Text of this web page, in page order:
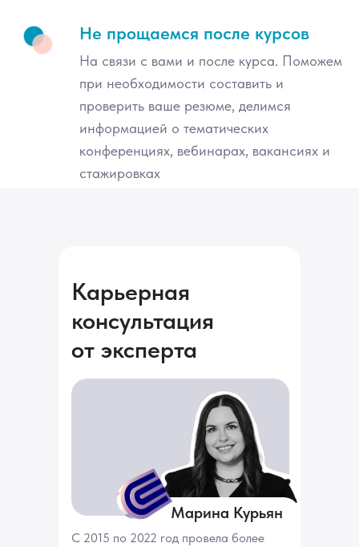
Не прощаемся после курсов
На связи с вами и после курса. Поможем
при необходимости составить и
проверить ваше резюме, делимся
информацией о тематических
конференциях, вебинарах, вакансиях и
стажировках
С 2015 по 2022 год провела более
Марина Курьян
Карьерная
консультация
от эксперта